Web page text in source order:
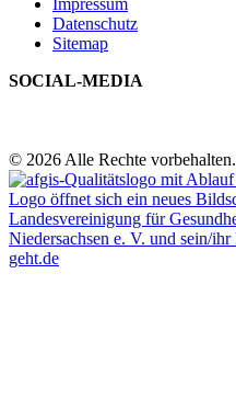
Impressum
Datenschutz
Sitemap
SOCIAL-MEDIA
© 2026 Alle Rechte vorbehalten.